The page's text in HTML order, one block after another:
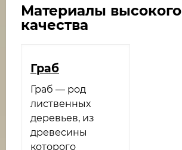
Материалы высокого
качества
Граб
Граб — род
лиственных
деревьев, из
древесины
которого